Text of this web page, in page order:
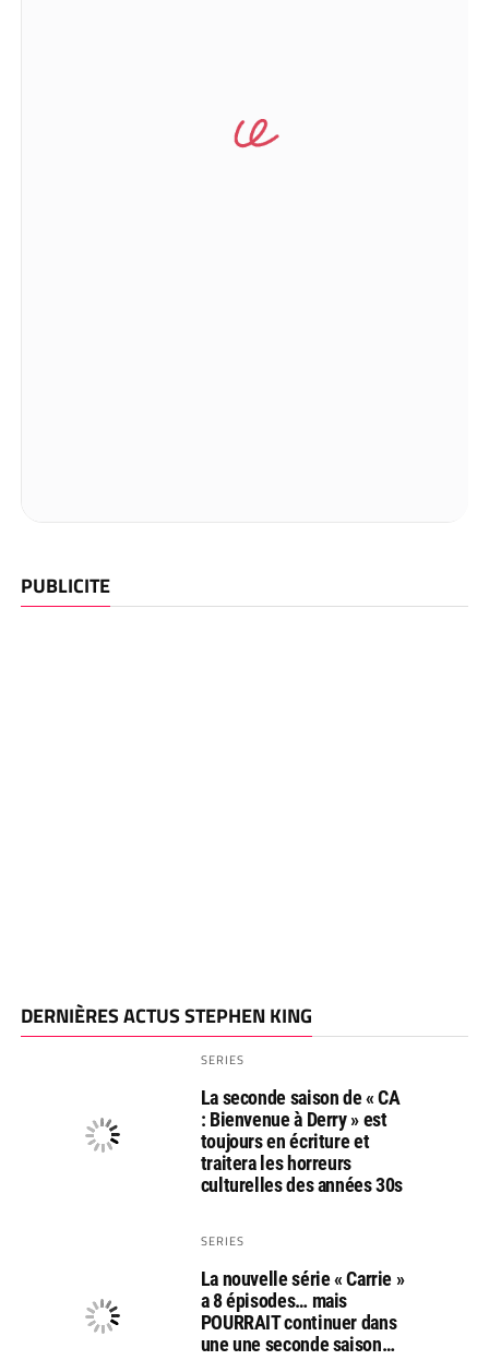
PUBLICITE
DERNIÈRES ACTUS STEPHEN KING
SERIES
La seconde saison de « CA
: Bienvenue à Derry » est
toujours en écriture et
traitera les horreurs
culturelles des années 30s
SERIES
La nouvelle série « Carrie »
a 8 épisodes… mais
POURRAIT continuer dans
une une seconde saison…